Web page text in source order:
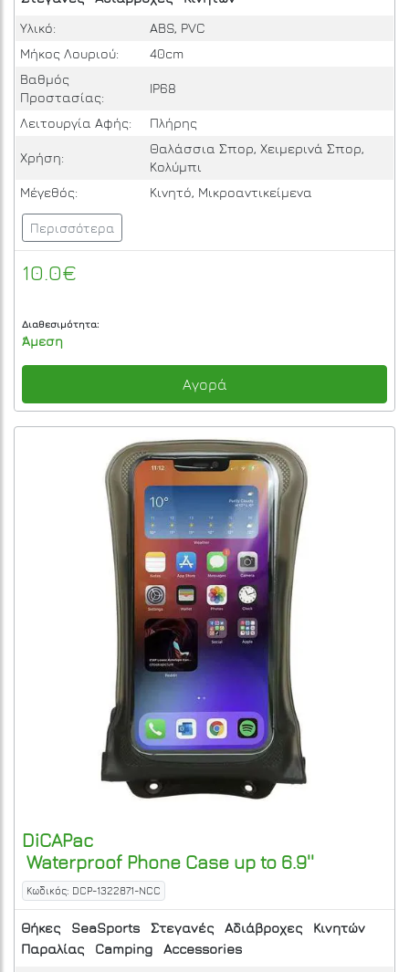
Υλικό:
ABS, PVC
Μήκος Λουριού:
40cm
Βαθμός
Προστασίας:
IP68
Λειτουργία Αφής: Πλήρης
Χρήση:
Θαλάσσια Σπορ, Χειμερινά Σπορ,
Κολύμπι
Μέγεθός:
Κινητό, Μικροαντικείμενα
Περισσότερα
10.0€
Διαθεσιμότητα:
Άμεση
Αγορά
DiCAPac
Waterproof Phone Case up to 6.9''
Κωδικός: DCP-1322871-NCC
Θήκες SeaSports Στεγανές Αδιάβροχες
Κινητών
Παραλίας
Camping
Accessories